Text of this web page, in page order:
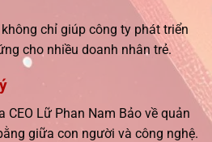
chỉ giúp công ty phát triển
cho nhiều doanh nhân trẻ.
CEO Lữ Phan Nam Bảo về quản
giữa con người và công nghệ.